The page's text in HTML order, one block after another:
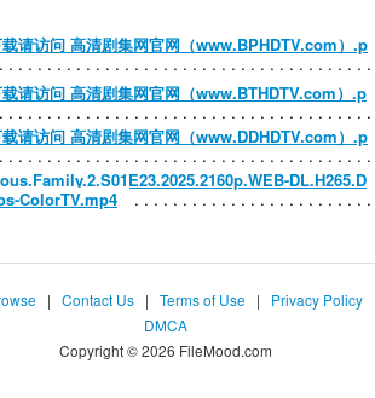
请访问 高清剧集网官网（www.BPHDTV.com）.p
请访问 高清剧集网官网（www.BTHDTV.com）.p
请访问 高清剧集网官网（www.DDHDTV.com）.p
DL.H265.D
ColorTV.mp4
| Contact Us | Terms of Use | Privacy Policy
DMCA
Copyright © 2026 FileMood.com